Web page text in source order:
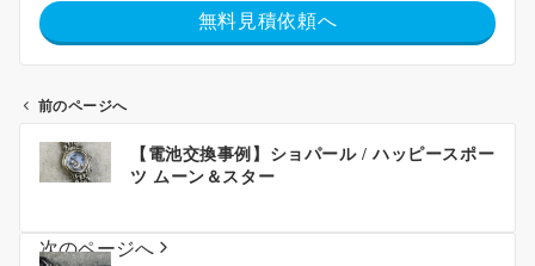
無料見積依頼へ
前のページへ
【電池交換事例】ショパール / ハッピースポー
ツ ムーン＆スター
次のページへ